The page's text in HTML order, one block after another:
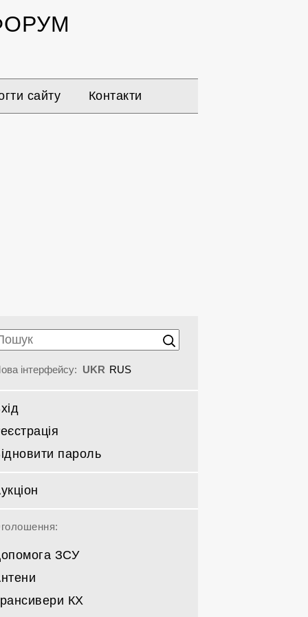
сайту Контакти
інтерфейсу: UKR RUS
пароль
ЗСУ
Спрямовані КВ
КХ